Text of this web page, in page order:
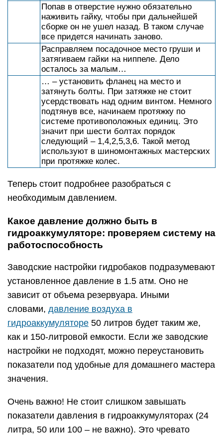
Попав в отверстие нужно обязательно
наживить гайку, чтобы при дальнейшей
сборке он не ушел назад. В таком случае
все придется начинать заново.
Расправляем посадочное место груши и
затягиваем гайки на ниппеле. Дело
осталось за малым…
… – установить фланец на место и
затянуть болты. При затяжке не стоит
усердствовать над одним винтом. Немного
подтянув все, начинаем протяжку по
системе противоположных единиц. Это
значит при шести болтах порядок
следующий – 1,4,2,5,3,6. Такой метод
используют в шиномонтажных мастерских
при протяжке колес.
Теперь стоит подробнее разобраться с
необходимым давлением.
Какое давление должно быть в
гидроаккумуляторе: проверяем систему на
работоспособность
Заводские настройки гидробаков подразумевают
установленное давление в 1.5 атм. Оно не
зависит от объема резервуара. Иными
словами, давление воздуха в
гидроаккумуляторе 50 литров будет таким же,
как и 150-литровой емкости. Если же заводские
настройки не подходят, можно переустановить
показатели под удобные для домашнего мастера
значения.
Очень важно! Не стоит слишком завышать
показатели давления в гидроаккумуляторах (24
литра, 50 или 100 – не важно). Это чревато